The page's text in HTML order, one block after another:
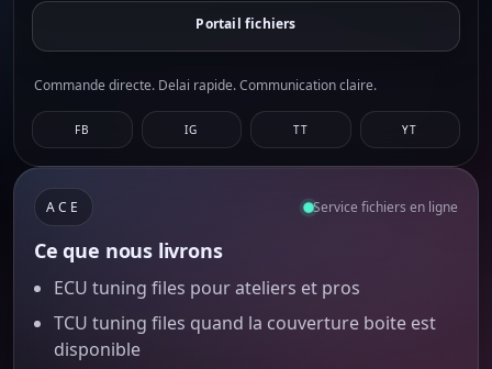
Portail fichiers
Commande directe. Delai rapide. Communication claire.
FB IG TT YT
ACE Service fichiers en ligne
Ce que nous livrons
ECU tuning files pour ateliers et pros
TCU tuning files quand la couverture boite est
disponible